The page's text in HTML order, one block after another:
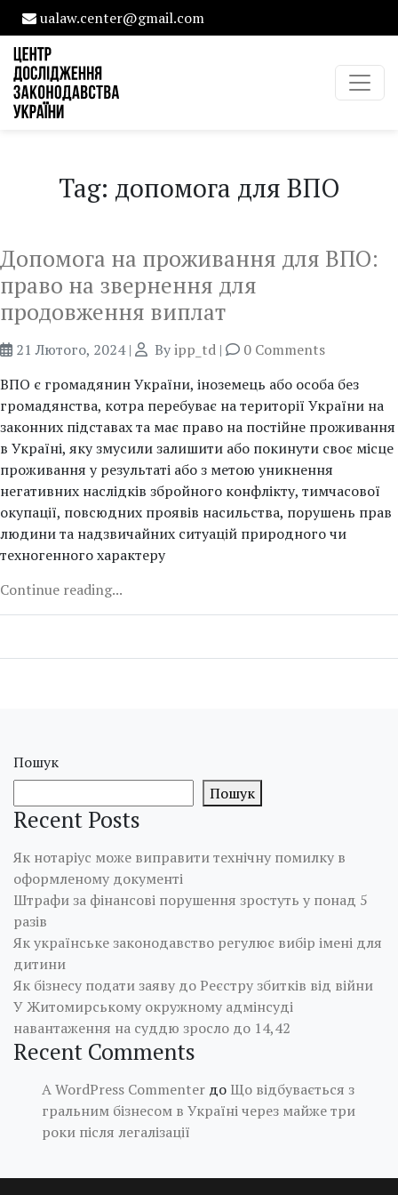
ualaw.center@gmail.com
Tag: допомога для ВПО
Допомога на проживання для ВПО:
право на звернення для
продовження виплат
21 Лютого, 2024| Byipp_td |
0 Comments
ВПО є громадянин України, іноземець або особа без
громадянства, котра перебуває на території України на
законних підставах та має право на постійне проживання
в Україні, яку змусили залишити або покинути своє місце
проживання у результаті або з метою уникнення
негативних наслідків збройного конфлікту, тимчасової
окупації, повсюдних проявів насильства, порушень прав
людини та надзвичайних ситуацій природного чи
техногенного характеру
Continue reading...
Пошук
Пошук
Recent Posts
Як нотаріус може виправити технічну помилку в
оформленому документі
Штрафи за фінансові порушення зростуть у понад 5
разів
Як українське законодавство регулює вибір імені для
дитини
Як бізнесу подати заяву до Реєстру збитків від війни
У Житомирському окружному адмінсуді
навантаження на суддю зросло до 14,42
Recent Comments
A WordPress Commenter до Що відбувається з
гральним бізнесом в Україні через майже три
роки після легалізації